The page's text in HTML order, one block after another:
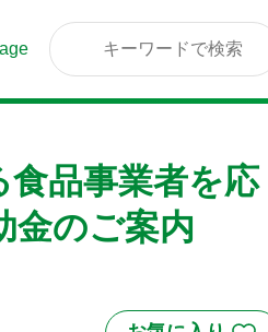
品事業者を応
金のご案内